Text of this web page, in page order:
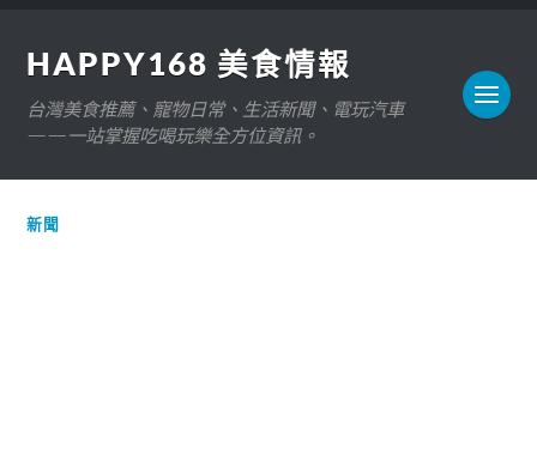
HAPPY168 美食情報
台灣美食推薦、寵物日常、生活新聞、電玩汽車
——一站掌握吃喝玩樂全方位資訊。
新聞